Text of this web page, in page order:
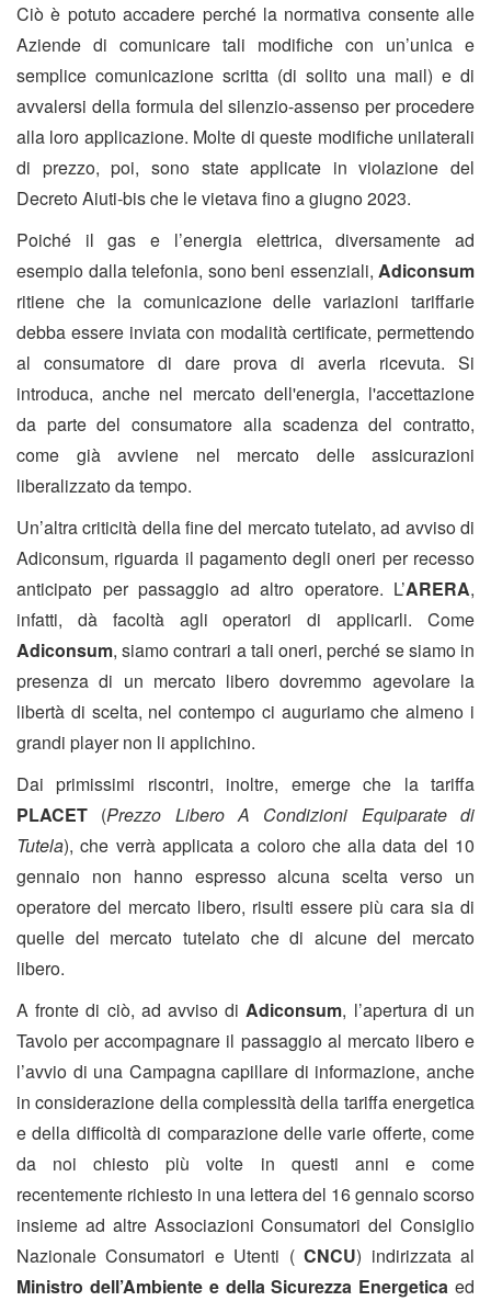
Ciò è potuto accadere perché la normativa consente alle
Aziende di comunicare tali modifiche con un’unica e
semplice comunicazione scritta (di solito una mail) e di
avvalersi della formula del silenzio-assenso per procedere
alla loro applicazione. Molte di queste modifiche unilaterali
di prezzo, poi, sono state applicate in violazione del
Decreto Aiuti-bis che le vietava fino a giugno 2023.
Poiché il gas e l’energia elettrica, diversamente ad
esempio dalla telefonia, sono beni essenziali, Adiconsum
ritiene che la comunicazione delle variazioni tariffarie
debba essere inviata con modalità certificate, permettendo
al consumatore di dare prova di averla ricevuta. Si
introduca, anche nel mercato dell'energia, l'accettazione
da parte del consumatore alla scadenza del contratto,
come già avviene nel mercato delle assicurazioni
liberalizzato da tempo.
Un’altra criticità della fine del mercato tutelato, ad avviso di
Adiconsum, riguarda il pagamento degli oneri per recesso
anticipato per passaggio ad altro operatore. L’ARERA,
infatti, dà facoltà agli operatori di applicarli. Come
Adiconsum, siamo contrari a tali oneri, perché se siamo in
presenza di un mercato libero dovremmo agevolare la
libertà di scelta, nel contempo ci auguriamo che almeno i
grandi player non li applichino.
Dai primissimi riscontri, inoltre, emerge che la tariffa
PLACET (Prezzo Libero A Condizioni Equiparate di
Tutela), che verrà applicata a coloro che alla data del 10
gennaio non hanno espresso alcuna scelta verso un
operatore del mercato libero, risulti essere più cara sia di
quelle del mercato tutelato che di alcune del mercato
libero.
A fronte di ciò, ad avviso diAdiconsum, l’apertura di un
Tavolo per accompagnare il passaggio al mercato libero e
l’avvio di una Campagna capillare di informazione, anche
in considerazione della complessità della tariffa energetica
e della difficoltà di comparazione delle varie offerte, come
da noi chiesto più volte in questi anni e come
recentemente richiesto in una lettera del 16 gennaio scorso
insieme ad altre Associazioni Consumatori del Consiglio
Nazionale Consumatori e Utenti (CNCU) indirizzata al
Ministro dell’Ambiente e della Sicurezza Energetica ed